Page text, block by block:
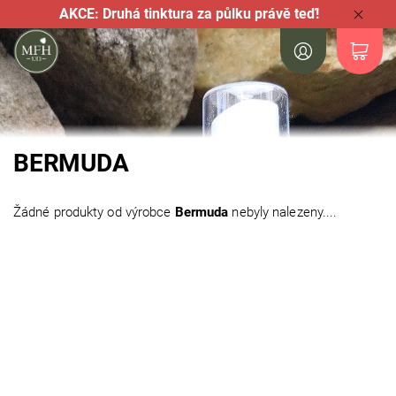
AKCE: Druhá tinktura za půlku právě teď!
BERMUDA
Žádné produkty od výrobce Bermuda nebyly nalezeny....